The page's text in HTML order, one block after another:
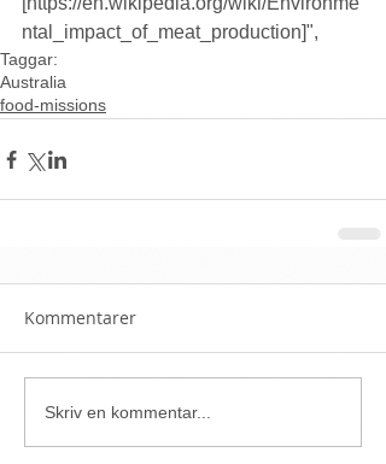
ntal_impact_of_meat_production]",
Taggar:
Australia
food-missions
Kommentarer
Skriv en kommentar...